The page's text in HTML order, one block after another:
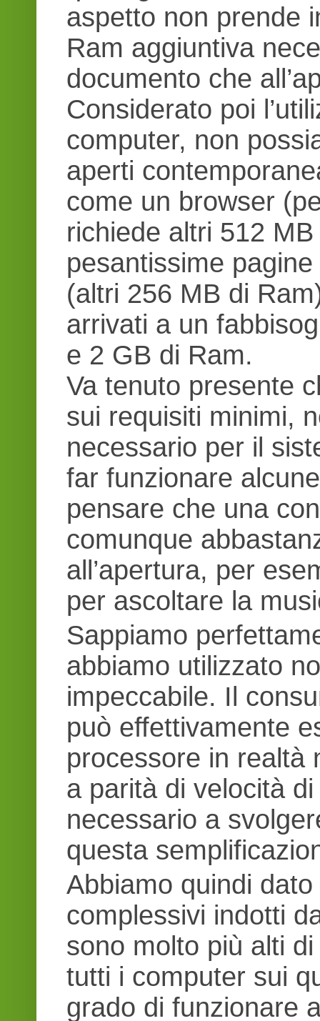
aspetto non prende
Ram aggiuntiva
documento che
Considerato poi
computer, non
aperti
come un browser
richiede altri 512
pesantissime
(altri 256 MB di
arrivati a un
e 2 GB di Ram.
Va tenuto presente
sui requisiti minimi,
necessario per il
far funzionare
pensare che una
comunque
all’apertura, per
per ascoltare la
Sappiamo
abbiamo utilizzato
impeccabile. Il
può effettivamente
processore in realtà
a parità di velocità
necessario a
questa
Abbiamo quindi
complessivi indotti
sono molto più alti
tutti i computer sui
grado di funzionare